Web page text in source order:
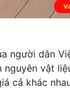
dân
vật
cả khác